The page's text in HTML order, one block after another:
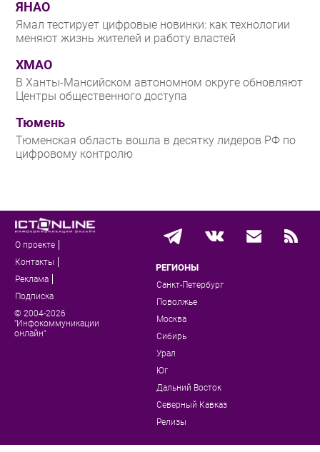
ЯНАО
Ямал тестирует цифровые новинки: как технологии
меняют жизнь жителей и работу властей
ХМАО
В Ханты-Мансийском автономном округе обновляют
Центры общественного доступа
Тюмень
Тюменская область вошла в десятку лидеров РФ по
цифровому контролю
О проекте
Контакты
Реклама
Подписка
© 2004-2026
"Инфокоммуникации
онлайн"
РЕГИОНЫ
Санкт-Петербург
Поволжье
Москва
Сибирь
Урал
Юг
Дальний Восток
Северный Кавказ
Релизы